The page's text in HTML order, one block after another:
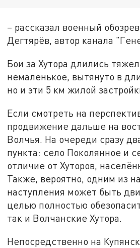
– рассказал военный
Дегтярёв, автор канала
Бои за Хутора длились
немаленькое, вытянуто в
но и эти 5 км жилой
Если смотреть на
продвижение дальше на
Волчья. На очереди сразу
пункта: село Поколянное и
отличие от Хуторов,
Также, вероятно, одним из
наступления может быть
целью полностью
так и Волчанские Хутора.
Непосредственно на